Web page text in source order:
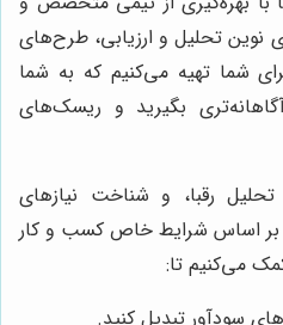
نوین تحلیل و ارزیابی، طرح‌های
شما تهیه می‌کنیم که به شما
بگیرید و ریسک‌های
تحلیل رقبا، و شناخت نیازهای
بر اساس شرایط خاص کسب و کار
می‌کنیم تا:
سودآور تبدیل کنید.